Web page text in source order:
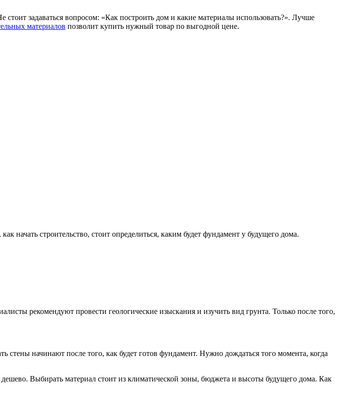
задаваться вопросом: «Как построить дом и какие материалы использовать?». Лучше
материалов позволит купить нужный товар по выгодной цене.
начать строительство, стоит определиться, каким будет фундамент у будущего дома.
рекомендуют провести геологические изыскания и изучить вид грунта. Только после того,
начинают после того, как будет готов фундамент. Нужно дождаться того момента, когда
Выбирать материал стоит из климатической зоны, бюджета и высоты будущего дома. Как